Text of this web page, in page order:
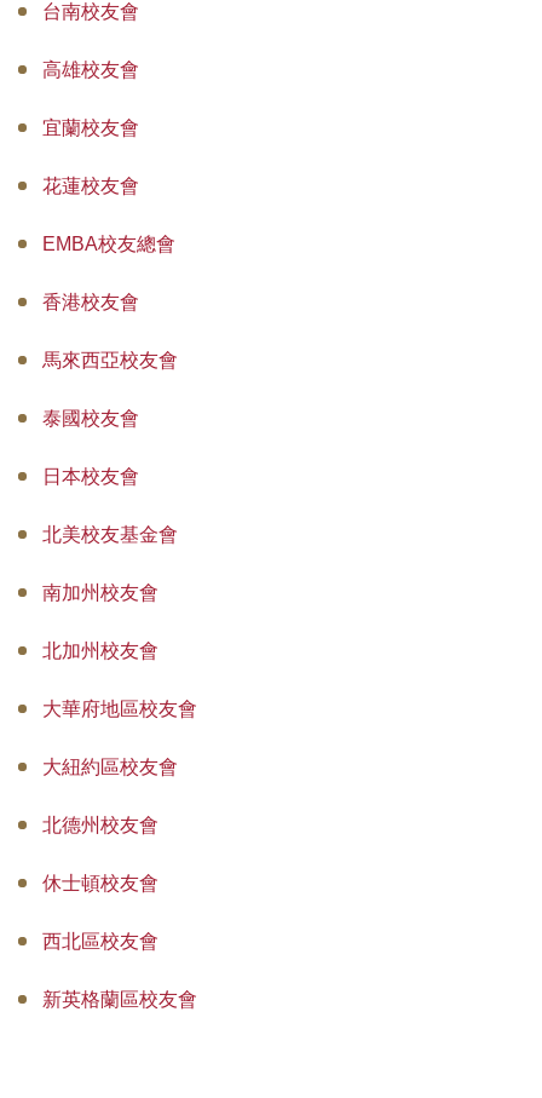
台南校友會
高雄校友會
宜蘭校友會
花蓮校友會
EMBA校友總會
香港校友會
馬來西亞校友會
泰國校友會
日本校友會
北美校友基金會
南加州校友會
北加州校友會
大華府地區校友會
大紐約區校友會
北德州校友會
休士頓校友會
西北區校友會
新英格蘭區校友會